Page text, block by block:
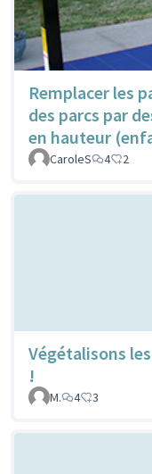
Remplacer les
des parcs par
en hauteur
CaroleS 4 2
Végétalisons
!
M.
4 3